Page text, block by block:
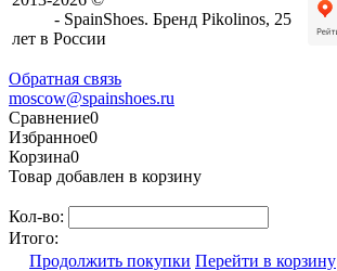
- SpainShoes. Бренд Pikolinos, 25
лет в Роcсии
Обратная связь
mosсow@spainshoes.ru
Сравнение0
Избранное0
Корзина0
Товар добавлен в корзину
Кол-во:
Итого:
Продолжить покупки Перейти в корзину